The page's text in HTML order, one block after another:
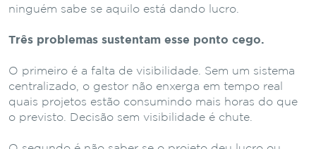
ninguém sabe se aquilo está dando lucro.
Três problemas sustentam esse ponto cego.
O primeiro é a falta de visibilidade. Sem um sistema
centralizado, o gestor não enxerga em tempo real
quais projetos estão consumindo mais horas do que
o previsto. Decisão sem visibilidade é chute.